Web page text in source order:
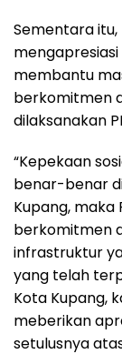
Sementara itu,
membantu
berkomitmen
dilaksanakan
“Kepekaan
benar-benar
Kupang,
berkomitmen
infrastruktur
yang telah
Kota Kupang,
meberikan
setulusnya